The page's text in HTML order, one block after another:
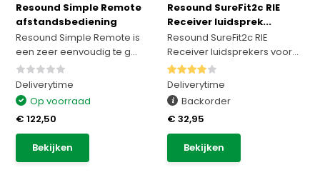
Resound Simple Remote
afstandsbediening
Resound Simple Remote is
een zeer eenvoudig te g...
Deliverytime
Op voorraad
€ 122,50
Bekijken
Resound SureFit2c RIE
Receiver luidsprek...
Resound SureFit2c RIE
Receiver luidsprekers voor...
Deliverytime
Backorder
€ 32,95
Bekijken